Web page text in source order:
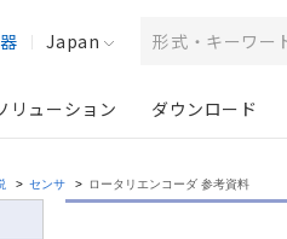
Japan
リューション ダウンロード
> センサ > ロータリエンコーダ 参考資料